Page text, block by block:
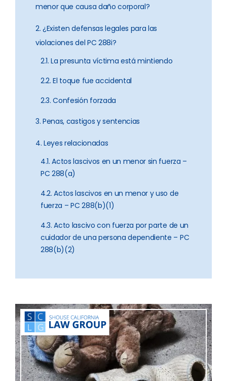
menor que causa daño corporal?
2. ¿Existen defensas legales para las
violaciones del PC 288i?
2.1. La presunta víctima está mintiendo
2.2. El toque fue accidental
2.3. Confesión forzada
3. Penas, castigos y sentencias
4. Leyes relacionadas
4.1. Actos lascivos en un menor sin fuerza –
PC 288(a)
4.2. Actos lascivos en un menor y uso de
fuerza – PC 288(b)(1)
4.3. Acto lascivo con fuerza por parte de un
cuidador de una persona dependiente – PC
288(b)(2)